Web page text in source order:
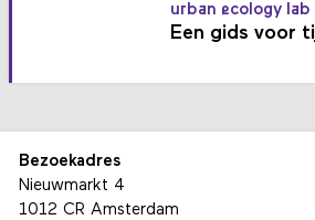
urban ecology lab
Een gids voor
Bezoekadres
Nieuwmarkt 4
1012 CR Amsterdam